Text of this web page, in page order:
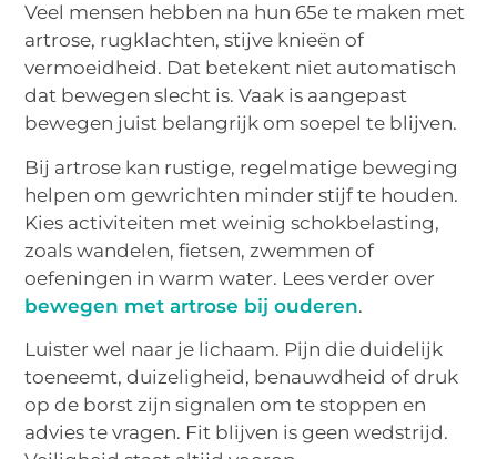
Veel mensen hebben na hun 65e te maken met
artrose, rugklachten, stijve knieën of
vermoeidheid. Dat betekent niet automatisch
dat bewegen slecht is. Vaak is aangepast
bewegen juist belangrijk om soepel te blijven.
Bij artrose kan rustige, regelmatige beweging
helpen om gewrichten minder stijf te houden.
Kies activiteiten met weinig schokbelasting,
zoals wandelen, fietsen, zwemmen of
oefeningen in warm water. Lees verder over
bewegen met artrose bij ouderen.
Luister wel naar je lichaam. Pijn die duidelijk
toeneemt, duizeligheid, benauwdheid of druk
op de borst zijn signalen om te stoppen en
advies te vragen. Fit blijven is geen wedstrijd.